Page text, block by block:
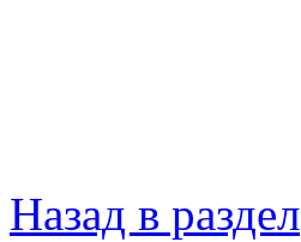
Назад в раздел